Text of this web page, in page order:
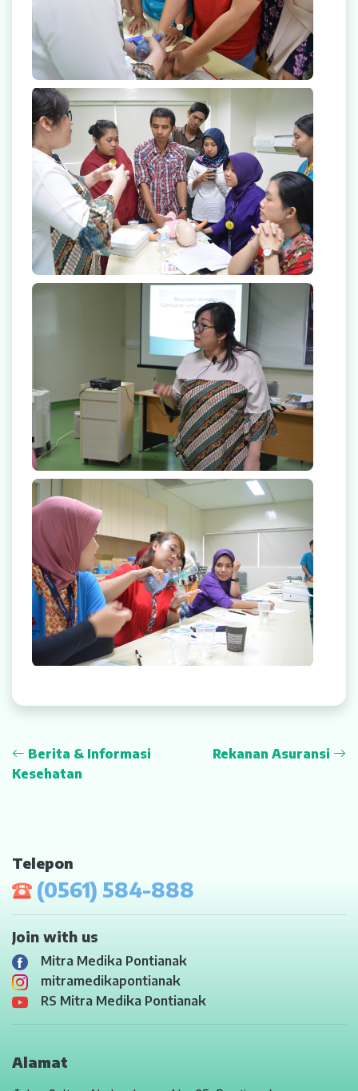
Berita & Informasi
Kesehatan
Rekanan Asuransi
Telepon
(0561) 584-888
Join with us
Mitra Medika Pontianak
mitramedikapontianak
RS Mitra Medika Pontianak
Alamat